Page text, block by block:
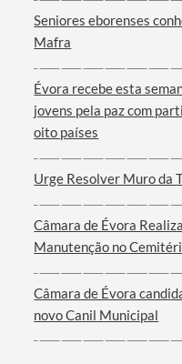
Seniores eborenses
Mafra
Évora recebe esta
jovens pela paz com
oito países
Urge Resolver Muro da
Câmara de Évora
Manutenção no
Câmara de Évora
novo Canil Municipal